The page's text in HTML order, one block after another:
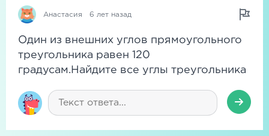
Анастасия 6 лет назад
Один из внешних углов прямоугольного
треугольника равен 120
градусам.Найдите все углы треугольника